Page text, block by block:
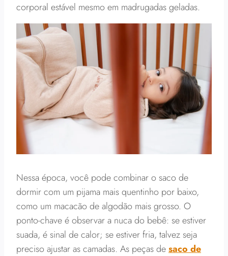
corporal estável mesmo em madrugadas geladas.
Nessa época, você pode combinar o saco de
dormir com um pijama mais quentinho por baixo,
como um macacão de algodão mais grosso. O
ponto-chave é observar a nuca do bebê: se estiver
suada, é sinal de calor; se estiver fria, talvez seja
preciso ajustar as camadas. As peças desaco de